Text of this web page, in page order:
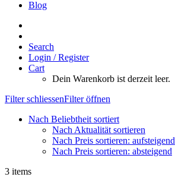
Blog
Search
Login / Register
Cart
Dein Warenkorb ist derzeit leer.
Filter schliessenFilter öffnen
Nach Beliebtheit sortiert
Nach Aktualität sortieren
Nach Preis sortieren: aufsteigend
Nach Preis sortieren: absteigend
3 items